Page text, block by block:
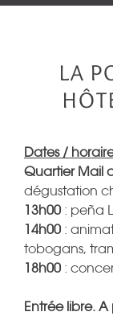
LA
Dates /
Quartier Mail
dégustation
13h00 : peña
14h00 :
tobogans,
18h00 :
Entrée libre. A